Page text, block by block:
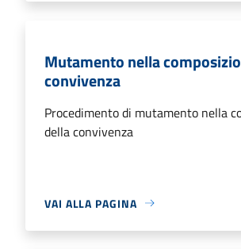
Mutamento nella
convivenza
Procedimento di mutamento nella
della convivenza
VAI ALLA PAGINA